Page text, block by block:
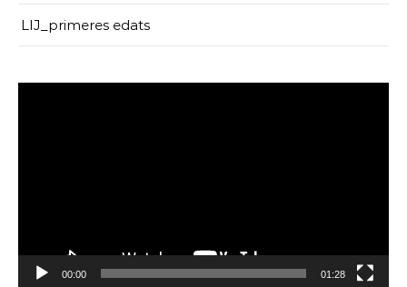
LIJ_primeres edats
00:00 01:28